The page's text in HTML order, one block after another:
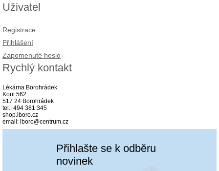
Uživatel
Registrace
Přihlášení
Zapomenuté heslo
Rychlý kontakt
Lékárna Borohrádek
Kout 562
517 24 Borohrádek
tel.: 494 381 345
shop.lboro.cz
email: lboro@centrum.cz
Přihlašte se k odběru
novinek